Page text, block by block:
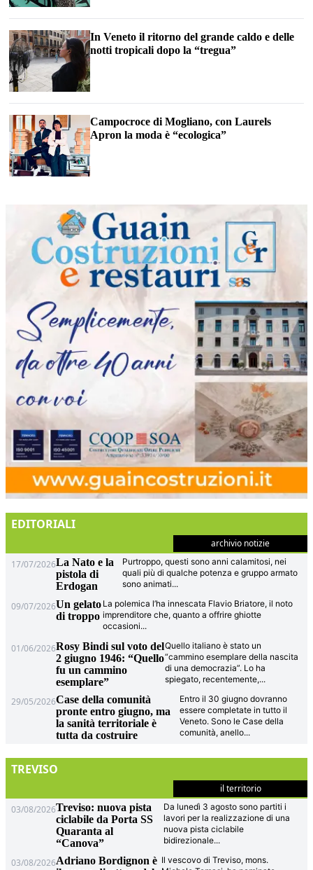
In Veneto il ritorno del grande caldo e delle
notti tropicali dopo la “tregua”
Campocroce di Mogliano, con Laurels
Apron la moda è “ecologica”
EDITORIALI
archivio notizie
17/07/2026La Nato e la
pistola di
Erdogan
Purtroppo, questi sono anni calamitosi, nei
quali più di qualche potenza e gruppo armato
sono animati...
09/07/2026Un gelato
di troppo
La polemica l’ha innescata Flavio Briatore, il noto
imprenditore che, quanto a offrire ghiotte
occasioni...
01/06/2026Rosy Bindi sul voto del
2 giugno 1946: “Quello
fu un cammino
esemplare”
Quello italiano è stato un
“cammino esemplare della nascita
di una democrazia”. Lo ha
spiegato, recentemente,...
29/05/2026Case della comunità
pronte entro giugno, ma
la sanità territoriale è
tutta da costruire
Entro il 30 giugno dovranno
essere completate in tutto il
Veneto. Sono le Case della
comunità, anello...
TREVISO
il territorio
03/08/2026Treviso: nuova pista
ciclabile da Porta SS
Quaranta al
“Canova”
Da lunedì 3 agosto sono partiti i
lavori per la realizzazione di una
nuova pista ciclabile
bidirezionale...
03/08/2026Adriano Bordignon è Il vescovo di Treviso, mons.